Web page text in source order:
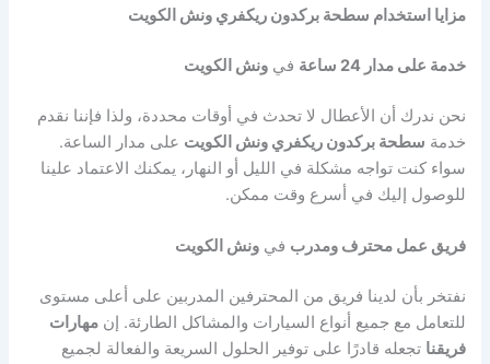
مزايا استخدام سطحة بركدون ريكفري ونش الكويت
خدمة على مدار 24 ساعة فيونش الكويت
نحن ندرك أن الأعطال لا تحدث في أوقات محددة، ولذا فإننا نقدم
خدمة سطحة بركدون ريكفري ونش الكويت على مدار الساعة.
سواء كنت تواجه مشكلة في الليل أو النهار، يمكنك الاعتماد علينا
للوصول إليك في أسرع وقت ممكن.
فريق عمل محترف ومدرب فيونش الكويت
نفتخر بأن لدينا فريق من المحترفين المدربين على أعلى مستوى
للتعامل مع جميع أنواع السيارات والمشاكل الطارئة. إنمهارات
فريقنا تجعله قادرًا على توفير الحلول السريعة والفعالة لجميع